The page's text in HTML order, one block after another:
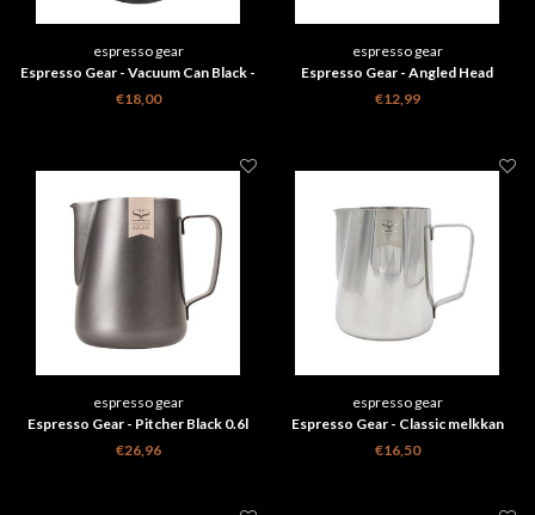
espresso gear
Espresso Gear - Vacuum Can Black -
500g
€18,00
espresso gear
Espresso Gear - Angled Head
cleaning Brush
€12,99
espresso gear
Espresso Gear - Pitcher Black 0.6l
€26,96
espresso gear
Espresso Gear - Classic melkkan
met maataanduiding 600ml
€16,50